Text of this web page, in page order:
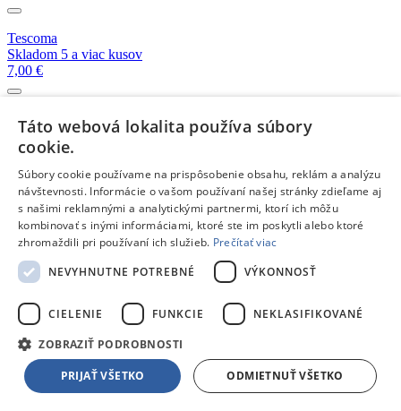
Tescoma
Skladom 5 a viac kusov
7,00 €
Tescoma
Na objednávku
10,30 €
Tescoma
Skladom 3 kusy
20,00 €
Crystalite Bohemia
41,99 €
Crystalite Bohemia
Skladom 1 kus
16,99 €
Táto webová lokalita používa súbory
cookie.
Súbory cookie používame na prispôsobenie obsahu, reklám a analýzu
návštevnosti. Informácie o vašom používaní našej stránky zdieľame aj
s našimi reklamnými a analytickými partnermi, ktorí ich môžu
kombinovať s inými informáciami, ktoré ste im poskytli alebo ktoré
zhromaždili pri používaní ich služieb. Prečítať viac
NEVYHNUTNE POTREBNÉ
VÝKONNOSŤ
CIELENIE FUNKCIE NEKLASIFIKOVANÉ
ZOBRAZIŤ PODROBNOSTI
PRIJAŤ VŠETKO ODMIETNUŤ VŠETKO